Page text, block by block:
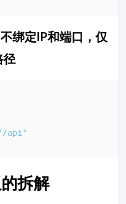
绑定IP和端口，仅
径
api"
拆解